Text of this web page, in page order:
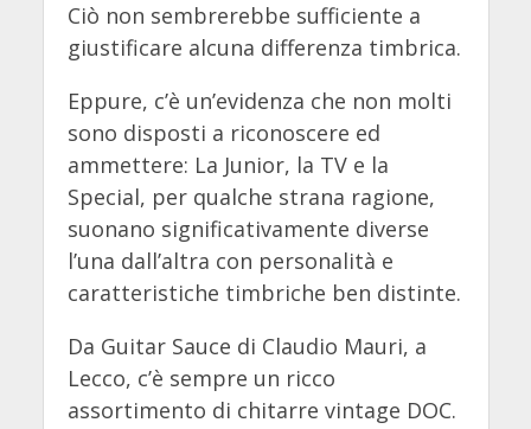
Ciò non sembrerebbe sufficiente a
giustificare alcuna differenza timbrica.
Eppure, c’è un’evidenza che non molti
sono disposti a riconoscere ed
ammettere: La Junior, la TV e la
Special, per qualche strana ragione,
suonano significativamente diverse
l’una dall’altra con personalità e
caratteristiche timbriche ben distinte.
Da Guitar Sauce di Claudio Mauri, a
Lecco, c’è sempre un ricco
assortimento di chitarre vintage DOC.